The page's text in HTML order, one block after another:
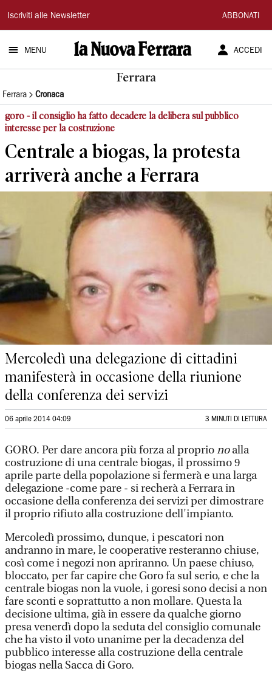
La
Nuova
Ferrara
Iscriviti alle Newsletter ABBONATI
MENU ACCEDI
Ferrara
Ferrara Cronaca
goro - il consiglio ha fatto decadere la delibera sul pubblico
interesse per la costruzione
Centrale a biogas, la protesta
arriverà anche a Ferrara
Mercoledì una delegazione di cittadini
manifesterà in occasione della riunione
della conferenza dei servizi
06 aprile 2014 04:09 3 MINUTI DI LETTURA
GORO. Per dare ancora più forza al proprionoalla
costruzione di una centrale biogas, il prossimo 9
aprile parte della popolazione si fermerà e una larga
delegazione -come pare - si recherà a Ferrara in
occasione della conferenza dei servizi per dimostrare
il proprio rifiuto alla costruzione dell'impianto.
Mercoledì prossimo, dunque, i pescatori non
andranno in mare, le cooperative resteranno chiuse,
così come i negozi non apriranno. Un paese chiuso,
bloccato, per far capire che Goro fa sul serio, e che la
centrale biogas non la vuole, i goresi sono decisi a non
fare sconti e soprattutto a non mollare. Questa la
decisione ultima, già in essere da qualche giorno
presa venerdì dopo la seduta del consiglio comunale
che ha visto il voto unanime per la decadenza del
pubblico interesse alla costruzione della centrale
biogas nella Sacca di Goro.